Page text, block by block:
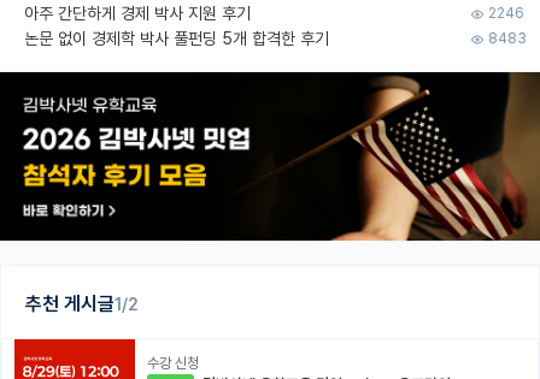
추천 게시글1/2
수강 신청
아주 간단하게 경제 박사 지원 후기 2246
논문 없이 경제학 박사 풀펀딩 5개 합격한 후기 8483